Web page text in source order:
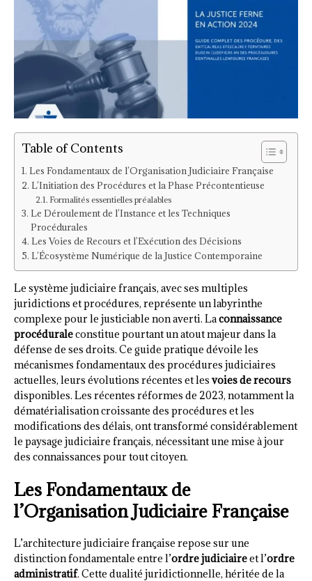
Table of Contents
Les Fondamentaux de l’Organisation Judiciaire Française
L’Initiation des Procédures et la Phase Précontentieuse
Formalités essentielles préalables
Le Déroulement de l’Instance et les Techniques
Procédurales
Les Voies de Recours et l’Exécution des Décisions
L’Écosystème Numérique de la Justice Contemporaine
Le système judiciaire français, avec ses multiples
juridictions et procédures, représente un labyrinthe
complexe pour le justiciable non averti. Laconnaissance
procéduraleconstitue pourtant un atout majeur dans la
défense de ses droits. Ce guide pratique dévoile les
mécanismes fondamentaux des procédures judiciaires
actuelles, leurs évolutions récentes et les voies de recours
disponibles. Les récentes réformes de 2023, notamment la
dématérialisation croissante des procédures et les
modifications des délais, ont transformé considérablement
le paysage judiciaire français, nécessitant une mise à jour
des connaissances pour tout citoyen.
Les Fondamentaux de
l’Organisation Judiciaire Française
L’architecture judiciaire française repose sur une
distinction fondamentale entre l’ordre judiciaireet l’ordre
administratif. Cette dualité juridictionnelle, héritée de la